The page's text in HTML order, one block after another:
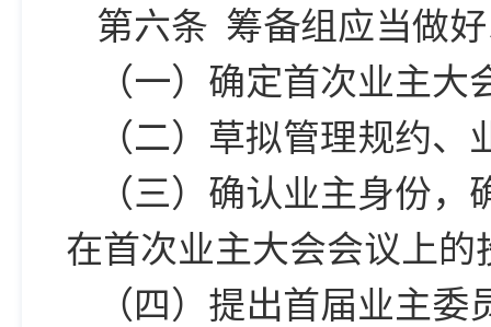
第六条 筹备组应当做
（一）确定首次业主
（二）草拟管理规约
（三）确认业主身份
在首次业主大会会议上的
（四）提出首届业主